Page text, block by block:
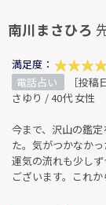
南川まさひろ
満足度：
電話占い
［投
さゆり / 40代 女性
今まで、沢山の鑑
た。気がつかなか
運気の流れも少し
ございます。これか